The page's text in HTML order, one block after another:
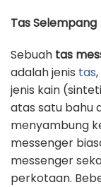
Tas Selempang
Sebuah tas
adalah jenis tas
jenis kain
atas satu bahu
menyambung
messenger
messenger
perkotaan.